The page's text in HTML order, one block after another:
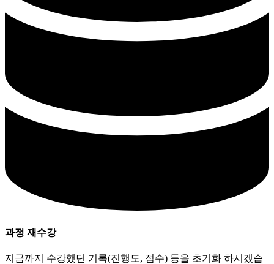
과정 재수강
지금까지 수강했던 기록(진행도, 점수) 등을 초기화 하시겠습